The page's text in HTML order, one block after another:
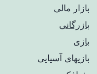
بازار مالی
بازرگانی
بازی
بازیهای آسیایی